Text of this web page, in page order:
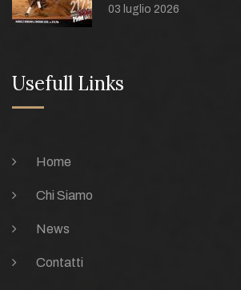
03 luglio 2026
Usefull Links
Home
Chi Siamo
News
Contatti